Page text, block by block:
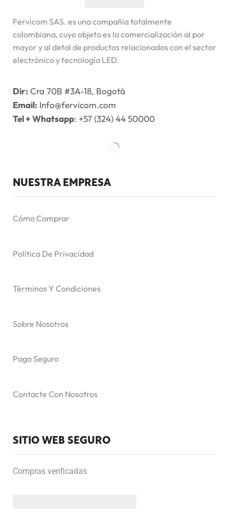
Fervicom SAS. es una compañía totalmente
colombiana, cuyo objeto es la comercialización al por
mayor y al detal de productos relacionados con el sector
electrónico y tecnología LED.
Dir: Cra 70B #3A-18, Bogotá
Email: Info@fervicom.com
Tel + Whatsapp: +57 (324) 44 50000
NUESTRA EMPRESA
Cómo Comprar
Política De Privacidad
Términos Y Condiciones
Sobre Nosotros
Pago Seguro
Contacte Con Nosotros
SITIO WEB SEGURO
Compras verificadas